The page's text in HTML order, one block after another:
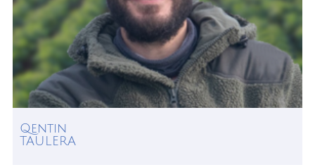
Qentin
TAULERA